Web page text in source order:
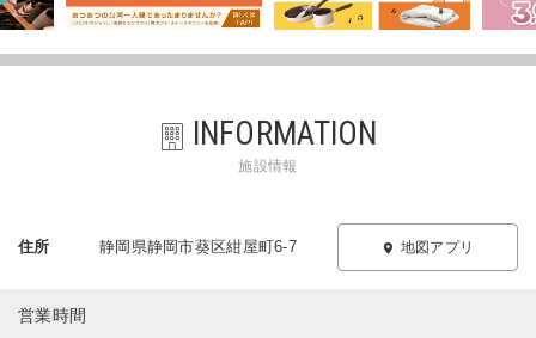
INFORMATION
施設情報
住所 静岡県静岡市葵区紺屋町6-7 地図アプリ
営業時間